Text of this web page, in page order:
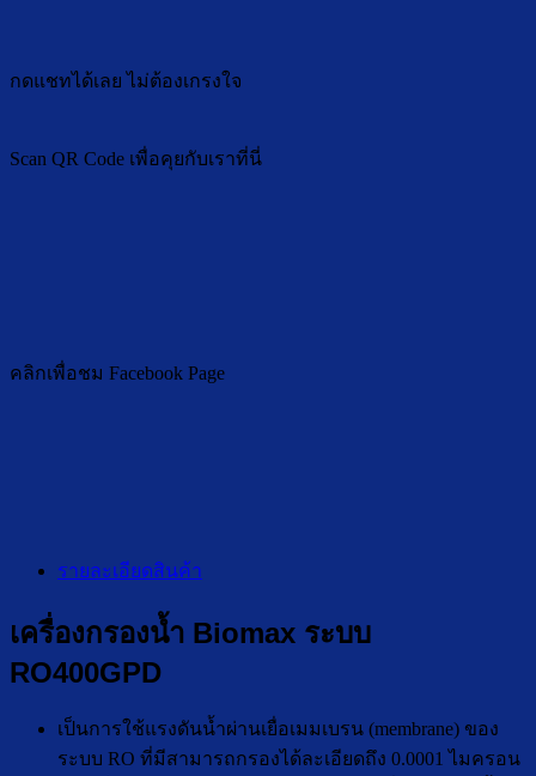
กดแชทได้เลย ไม่ต้องเกรงใจ
Scan QR Code เพื่อคุยกับเราที่นี่
คลิกเพื่อชม Facebook Page
รายละเอียดสินค้า
เครื่องกรองน้ำ Biomax ระบบ
RO400GPD
เป็นการใช้แรงดันน้ำผ่านเยื่อเมมเบรน (membrane) ของ
ระบบ RO ที่มีสามารถกรองได้ละเอียดถึง 0.0001 ไมครอน